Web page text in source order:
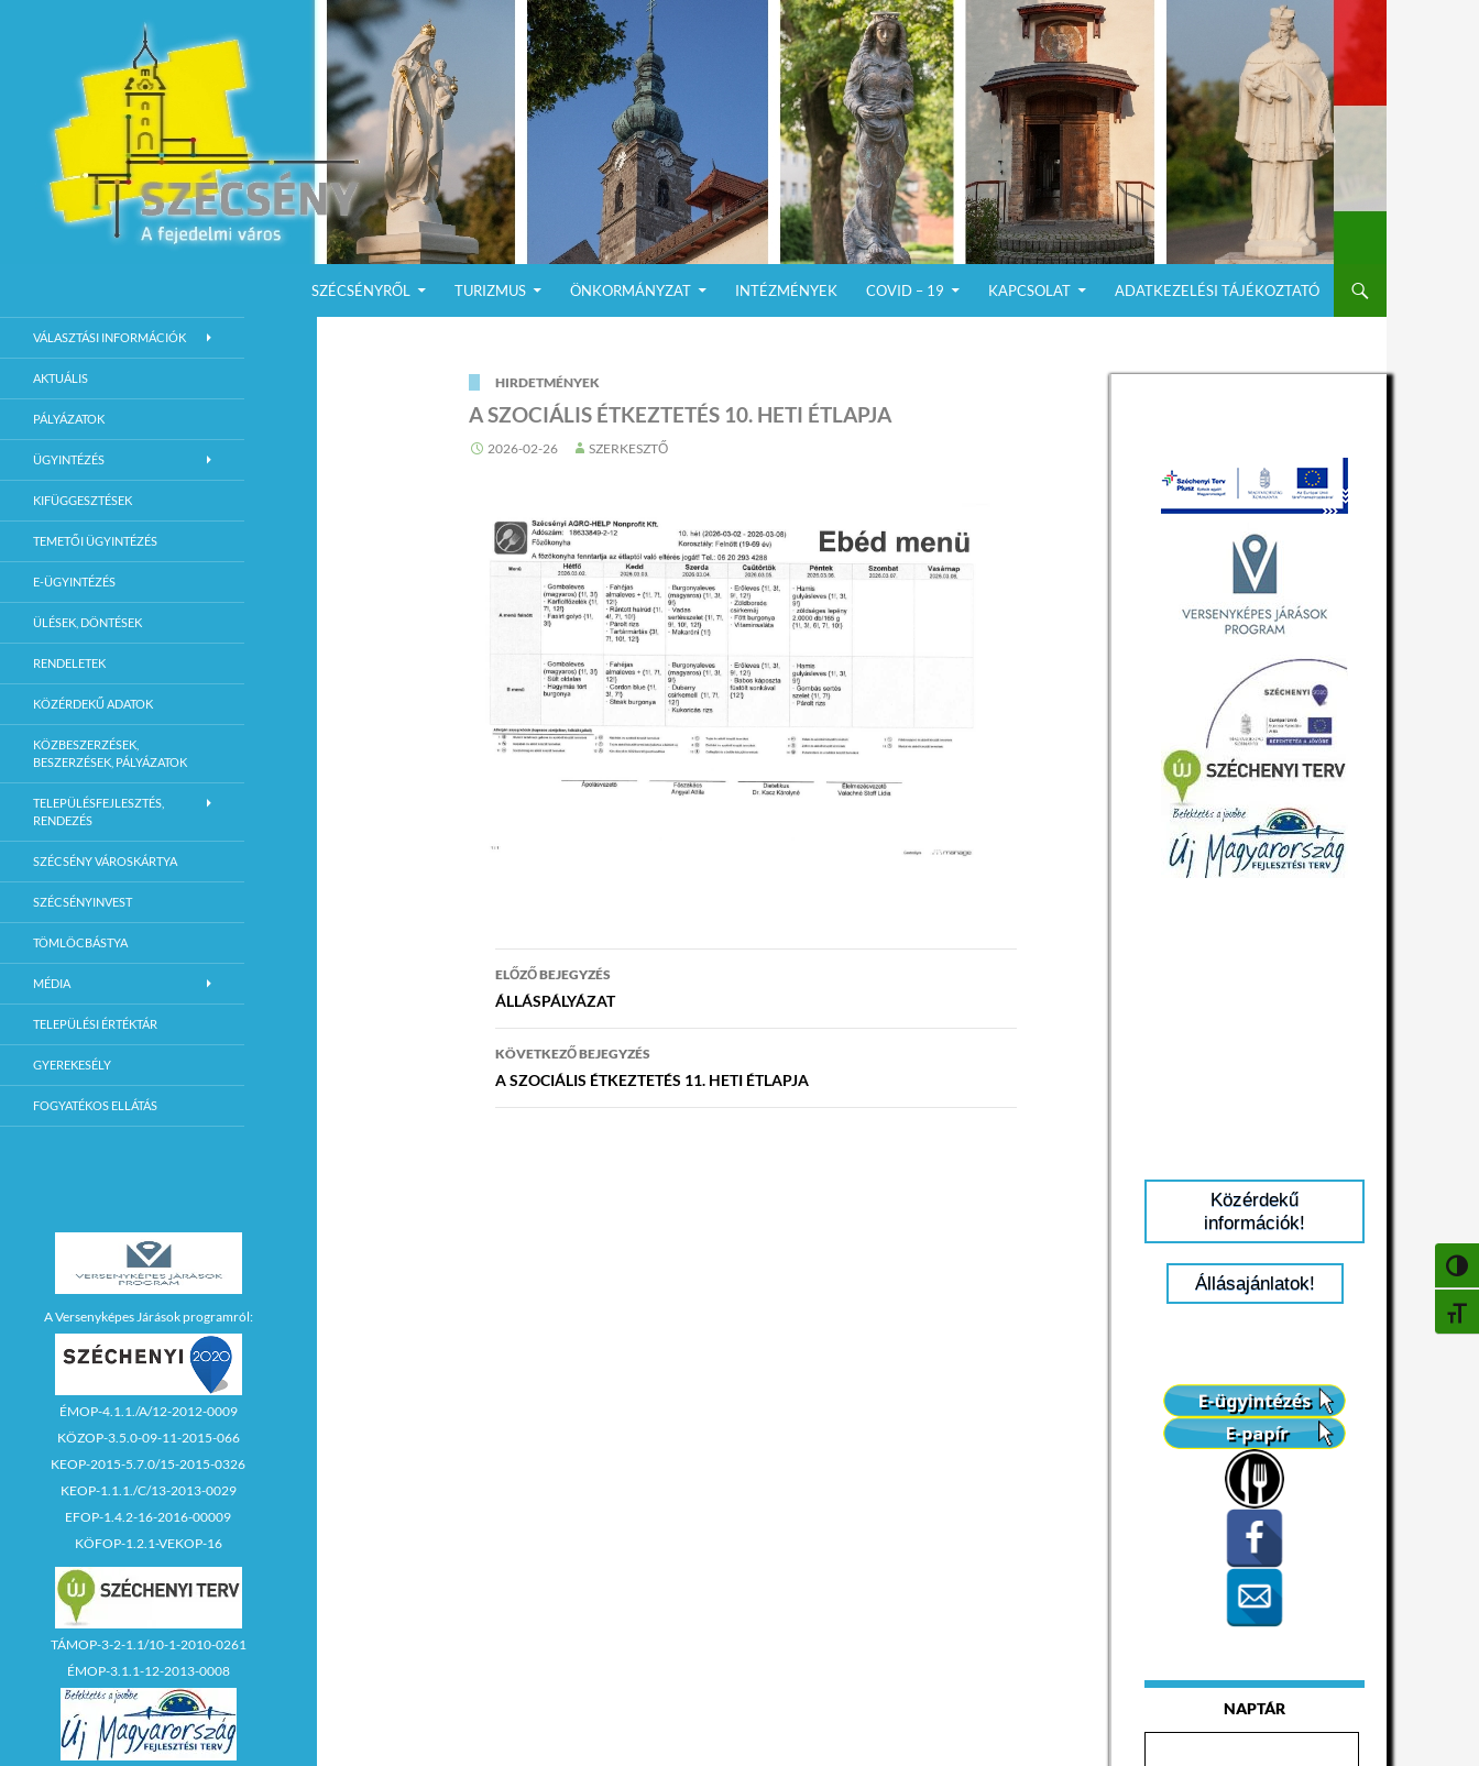
SZÉCSÉNYRŐL
TURIZMUS ÖNKORMÁNYZAT INTÉZMÉNYEK COVID – 19 KAPCSOLAT ADATKEZELÉSI TÁJÉKOZTATÓ
HIRDETMÉNYEK
A SZOCIÁLIS ÉTKEZTETÉS 10. HETI ÉTLAPJA
2026-02-26 SZERKESZTŐ
Bejegyzés
navigáció
ELŐZŐ BEJEGYZÉS
ÁLLÁSPÁLYÁZAT
KÖVETKEZŐ BEJEGYZÉS
A SZOCIÁLIS ÉTKEZTETÉS 11. HETI ÉTLAPJA
Közérdekű
információk!
Állásajánlatok!
NAPTÁR
Szécsény Város Hivatalos Weboldala
VÁLASZTÁSI INFORMÁCIÓK
AKTUÁLIS
PÁLYÁZATOK
ÜGYINTÉZÉS
KIFÜGGESZTÉSEK
TEMETŐI ÜGYINTÉZÉS
E-ÜGYINTÉZÉS
ÜLÉSEK, DÖNTÉSEK
RENDELETEK
KÖZÉRDEKŰ ADATOK
KÖZBESZERZÉSEK,
BESZERZÉSEK, PÁLYÁZATOK
TELEPÜLÉSFEJLESZTÉS,
RENDEZÉS
SZÉCSÉNY VÁROSKÁRTYA
SZÉCSÉNYINVEST
TÖMLÖCBÁSTYA
MÉDIA
TELEPÜLÉSI ÉRTÉKTÁR
GYEREKESÉLY
FOGYATÉKOS ELLÁTÁS
A Versenyképes Járások programról:
ÉMOP-4.1.1./A/12-2012-0009
KÖZOP-3.5.0-09-11-2015-066
KEOP-2015-5.7.0/15-2015-0326
KEOP-1.1.1./C/13-2013-0029
EFOP-1.4.2-16-2016-00009
KÖFOP-1.2.1-VEKOP-16
TÁMOP-3-2-1.1/10-1-2010-0261
ÉMOP-3.1.1-12-2013-0008